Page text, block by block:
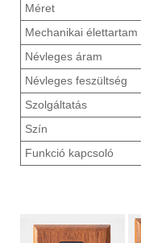
Méret
Mechanikai élettartam
Névleges áram
Névleges feszültség
Szolgáltatás
Szín
Funkció kapcsoló